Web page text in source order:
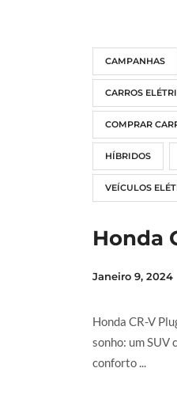
CAMPANHAS
CARROS
COMPRAR
HÍBRIDOS
VEÍCULOS
Honda
Janeiro 9, 2024
Honda CR-V
sonho: um SUV
conforto ...